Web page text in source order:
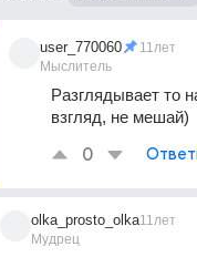
user_770060
Мыслитель
11лет
Разглядывает то
взгляд, не мешай)
0
olka_prosto_olka
Мудрец
11лет